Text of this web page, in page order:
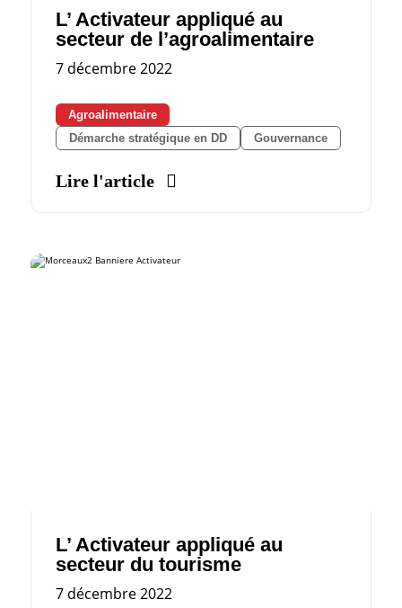
L’ Activateur appliqué au
secteur de l’agroalimentaire
7 décembre 2022
Agroalimentaire
Démarche stratégique en DD
Gouvernance
Lire l'article
L’ Activateur appliqué au
secteur du tourisme
7 décembre 2022